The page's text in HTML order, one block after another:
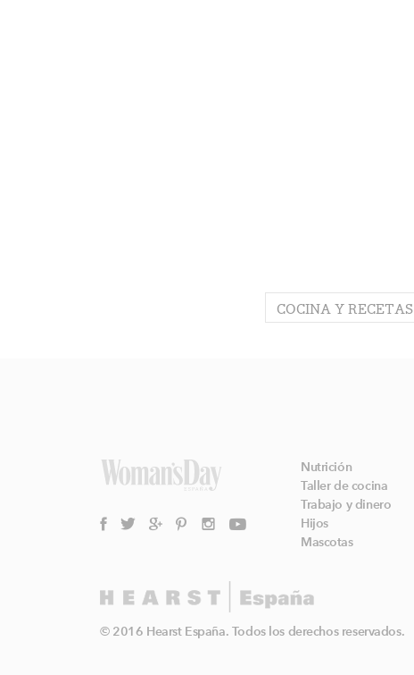
COCINA Y RECETAS
Nutrición
Taller de cocina
Trabajo y dinero
Hijos
Mascotas
© 2016 Hearst España. Todos los derechos reservados.